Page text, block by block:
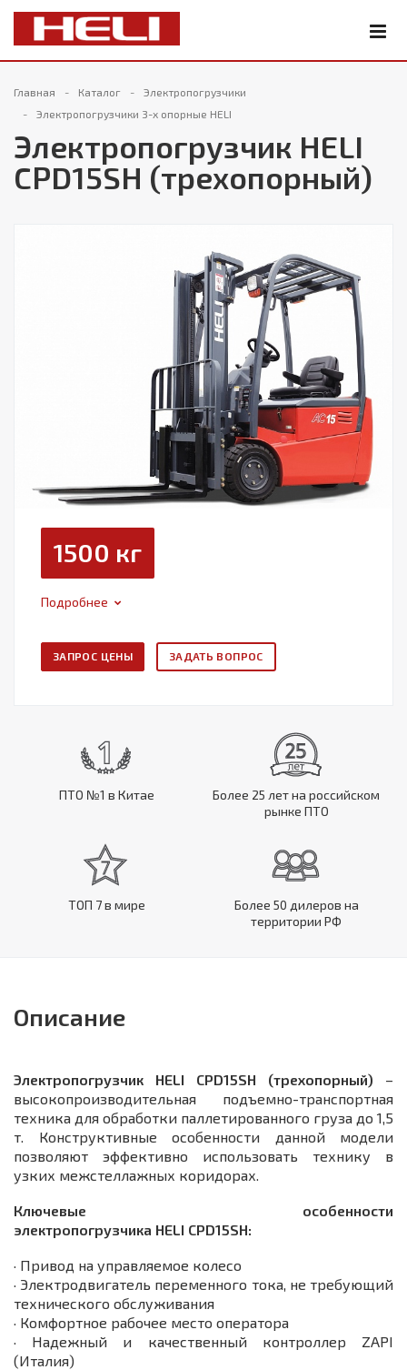
Главная Каталог
Электропогрузчики
Электропогрузчики 3-х опорные HELI
Электропогрузчик HELI
CPD15SH (трехопорный)
1500 кг
Подробнее
ЗАПРОС ЦЕНЫ ЗАДАТЬ ВОПРОС
ПТО №1 в Китае
Более 25 лет на российском
рынке ПТО
ТОП 7 в мире
Более 50 дилеров на
территории РФ
Описание
Электропогрузчик HELI CPD15SH (трехопорный) –
высокопроизводительная подъемно-транспортная
техника для обработки паллетированного груза до 1,5
т. Конструктивные особенности данной модели
позволяют эффективно использовать технику в
узких межстеллажных коридорах.
Ключевые особенности
электропогрузчика HELI CPD15SH:
· Привод на управляемое колесо
· Электродвигатель переменного тока, не требующий
технического обслуживания
· Комфортное рабочее место оператора
· Надежный и качественный контроллер ZAPI
(Италия)